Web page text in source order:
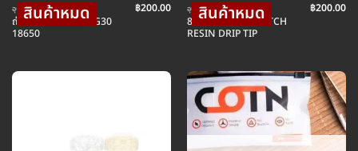
อุปกรณ์ บุหรี่ไฟฟ้า
ถ่านเขียว VAPCELL G30
18650
฿200.00 อุปกรณ์ บุหรี่ไฟฟ้า
810 AND 510 SWITCH
RESIN DRIP TIP
฿200.00